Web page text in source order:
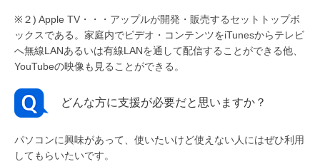
※２) Apple TV・・・アップルが開発・販売するセットトップボ
ックスである。家庭内でビデオ・コンテンツをiTunesからテレビ
へ無線LANあるいは有線LANを通して配信することができる他、
YouTubeの映像も見ることができる。
どんな方に支援が必要だと思いますか？
パソコンに興味があって、使いたいけど使えない人にはぜひ利用
してもらいたいです。